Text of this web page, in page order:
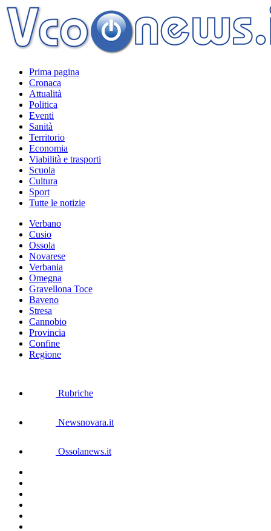
Prima pagina
Cronaca
Attualità
Politica
Eventi
Sanità
Territorio
Economia
Viabilità e trasporti
Scuola
Cultura
Sport
Tutte le notizie
Verbano
Cusio
Ossola
Novarese
Verbania
Omegna
Gravellona Toce
Baveno
Stresa
Cannobio
Provincia
Confine
Regione
Rubriche
Newsnovara.it
Ossolanews.it